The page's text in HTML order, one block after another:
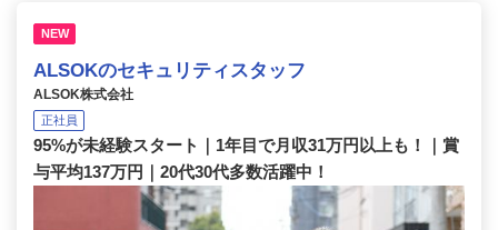
NEW
ALSOKのセキュリティスタッフ
ALSOK株式会社
正社員
95%が未経験スタート｜1年目で月収31万円以上も！｜賞
与平均137万円｜20代30代多数活躍中！